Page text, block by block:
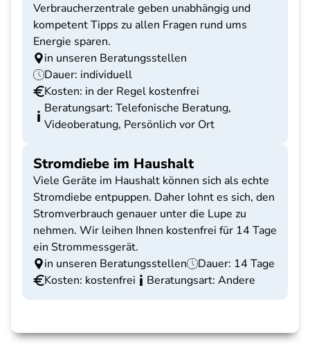
Verbraucherzentrale geben unabhängig und
kompetent Tipps zu allen Fragen rund ums
Energie sparen.
in unseren Beratungsstellen
Dauer: individuell
Kosten: in der Regel kostenfrei
Beratungsart: Telefonische Beratung,
Videoberatung, Persönlich vor Ort
Stromdiebe im Haushalt
Viele Geräte im Haushalt können sich als echte
Stromdiebe entpuppen. Daher lohnt es sich, den
Stromverbrauch genauer unter die Lupe zu
nehmen. Wir leihen Ihnen kostenfrei für 14 Tage
ein Strommessgerät.
in unseren Beratungsstellen
Dauer: 14 Tage
Kosten: kostenfrei
Beratungsart: Andere